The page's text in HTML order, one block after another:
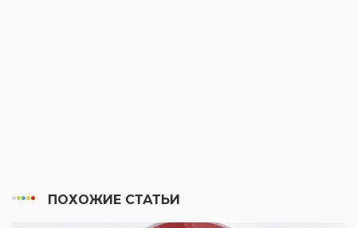
ПОХОЖИЕ СТАТЬИ